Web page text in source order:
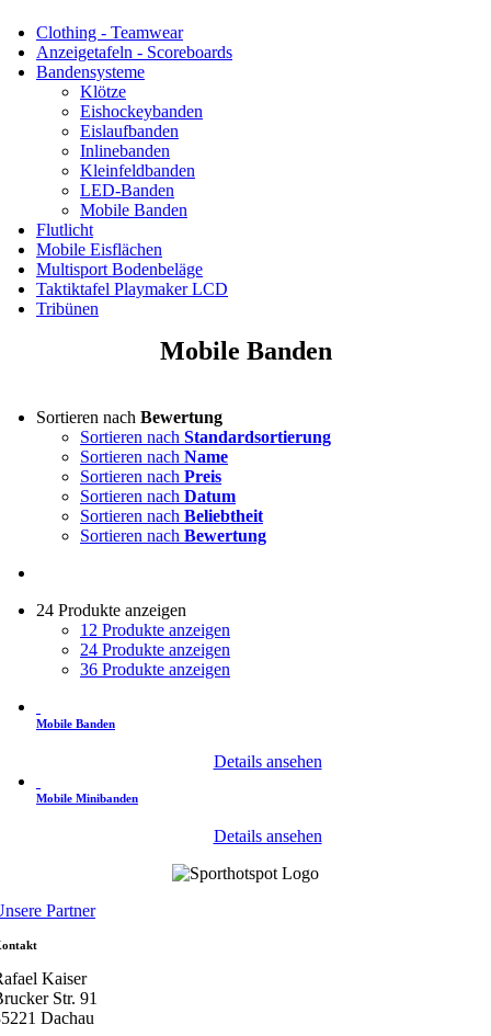
Clothing - Teamwear
Anzeigetafeln - Scoreboards
Bandensysteme
Klötze
Eishockeybanden
Eislaufbanden
Inlinebanden
Kleinfeldbanden
LED-Banden
Mobile Banden
Flutlicht
Mobile Eisflächen
Multisport Bodenbeläge
Taktiktafel Playmaker LCD
Tribünen
Mobile Banden
Sortieren nach Bewertung
Sortieren nach Standardsortierung
Sortieren nach Name
Sortieren nach Preis
Sortieren nach Datum
Sortieren nach Beliebtheit
Sortieren nach Bewertung
24 Produkte anzeigen
12 Produkte anzeigen
24 Produkte anzeigen
36 Produkte anzeigen
Mobile Banden
Details ansehen
Mobile Minibanden
Details ansehen
Partner
Kaiser
Str. 91
Dachau